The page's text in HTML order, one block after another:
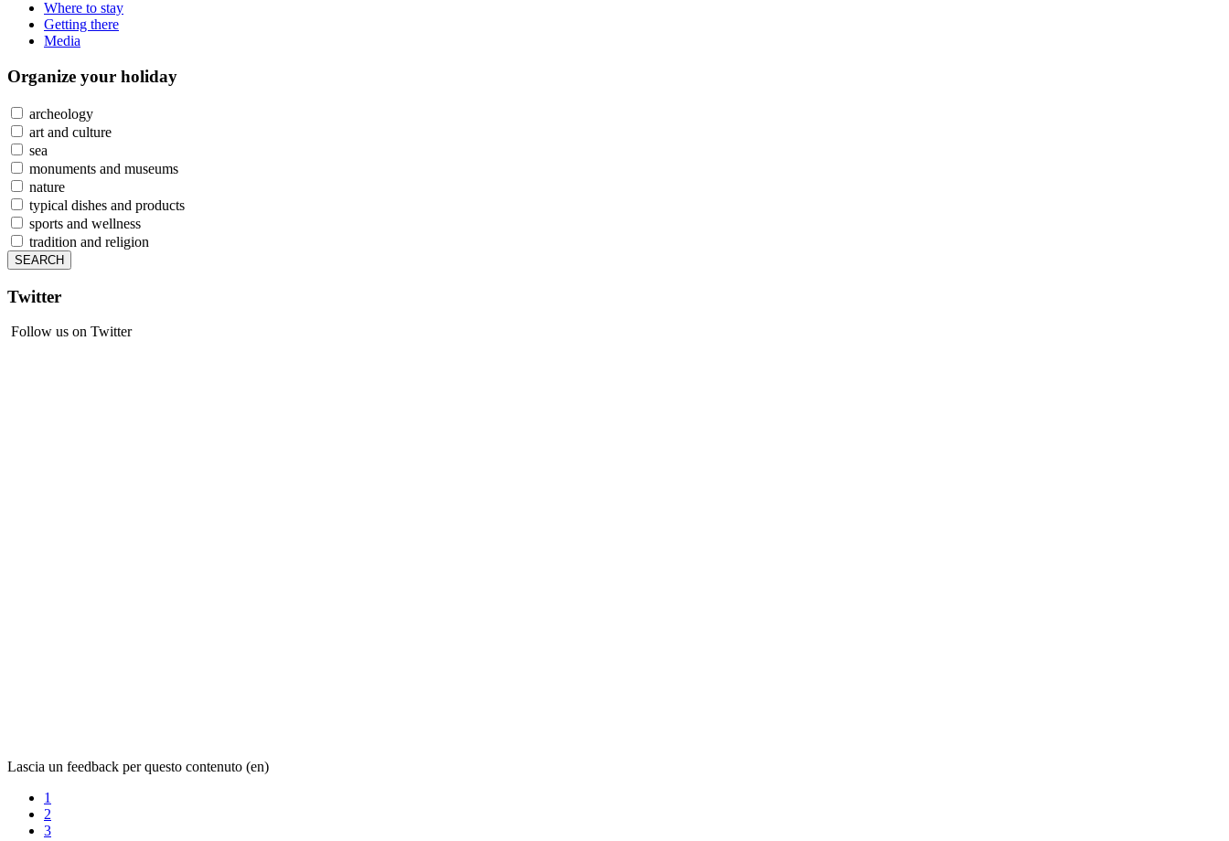
Where to stay
Getting there
Media
Organize your holiday
archeology
art and culture
sea
monuments and museums
nature
typical dishes and products
sports and wellness
tradition and religion
Twitter
Follow us on Twitter
Lascia un feedback per questo contenuto (en)
1
2
3